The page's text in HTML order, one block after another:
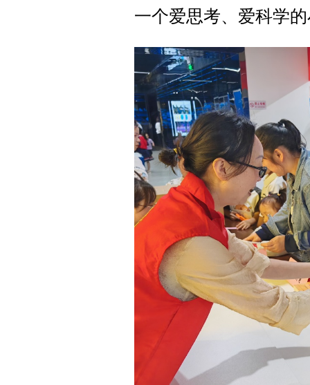
一个爱思考、爱科学